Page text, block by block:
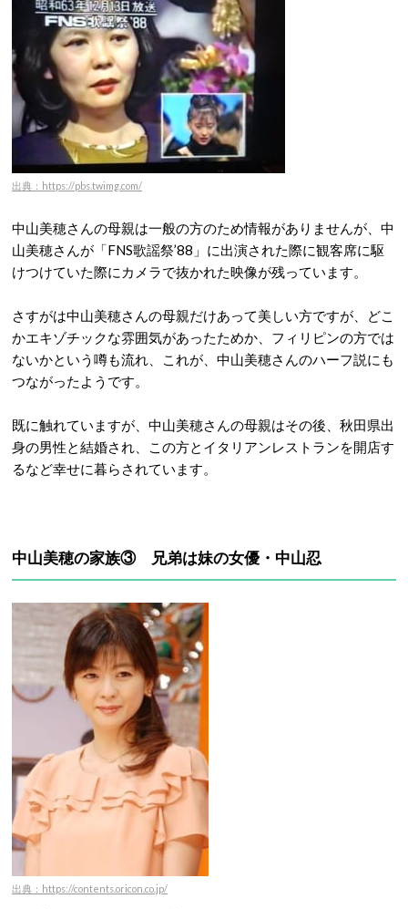
出典：https://pbs.twimg.com/
中山美穂さんの母親は一般の方のため情報がありませんが、中
山美穂さんが「FNS歌謡祭’88」に出演された際に観客席に駆
けつけていた際にカメラで抜かれた映像が残っています。
さすがは中山美穂さんの母親だけあって美しい方ですが、どこ
かエキゾチックな雰囲気があったためか、フィリピンの方では
ないかという噂も流れ、これが、中山美穂さんのハーフ説にも
つながったようです。
既に触れていますが、中山美穂さんの母親はその後、秋田県出
身の男性と結婚され、この方とイタリアンレストランを開店す
るなど幸せに暮らされています。
中山美穂の家族③ 兄弟は妹の女優・中山忍
出典：https://contents.oricon.co.jp/